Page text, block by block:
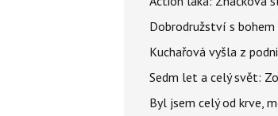
Dobrodružství s
Kuchařová vyšla z
Sedm let a celý svět:
Byl jsem celý od krve,